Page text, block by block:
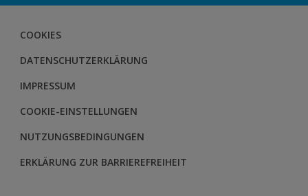
BODENSYSTEM
FARBBERATUNG
HERBOL NACHRICHTEN
HERBOL WERBEMITTELSHOP
SCHULUNGEN
COOKIES
DATENSCHUTZERKLÄRUNG
IMPRESSUM
COOKIE-EINSTELLUNGEN
NUTZUNGSBEDINGUNGEN
ERKLÄRUNG ZUR BARRIEREFREIHEIT